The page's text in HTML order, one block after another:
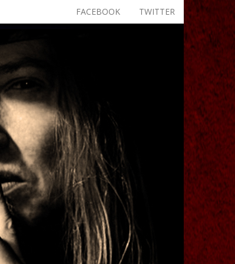
TWITTER
FACEBOOK